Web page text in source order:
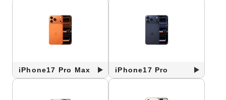
iPhone17 Pro Max iPhone17 Pro